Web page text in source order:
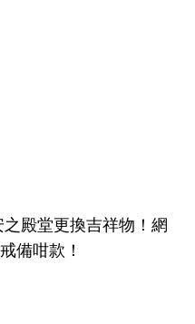
之殿堂更換吉祥物！網
備咁款！